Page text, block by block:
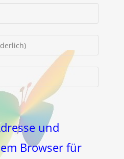
und
Browser für